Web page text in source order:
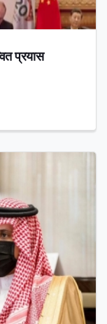
प्रयास